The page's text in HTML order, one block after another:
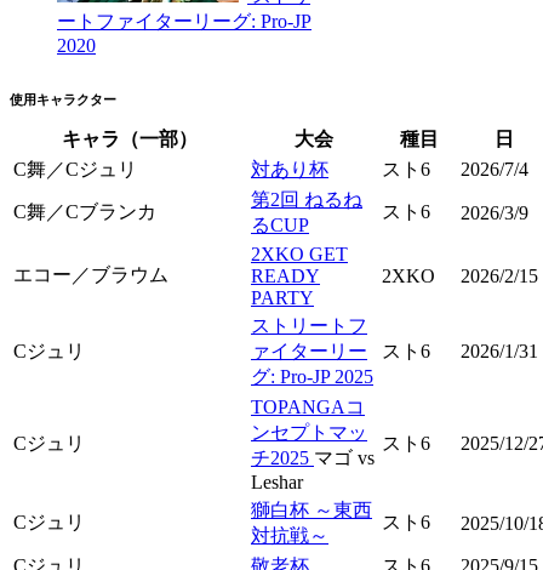
ートファイターリーグ: Pro-JP
2020
使用キャラクター
キャラ（一部） 大会 種目
日
C舞／Cジュリ
対あり杯 スト6 2026/7/4
C舞／Cブランカ
第2回 ねるね
るCUP
スト6 2026/3/9
エコー／ブラウム
2XKO GET
READY
PARTY
2XKO 2026/2/15
Cジュリ
ストリートフ
ァイターリー
グ: Pro-JP 2025
スト6 2026/1/31
Cジュリ
TOPANGAコ
ンセプトマッ
チ2025 マゴ vs
Leshar
スト6 2025/12/
Cジュリ
獅白杯 ～東西
対抗戦～
スト6 2025/10/